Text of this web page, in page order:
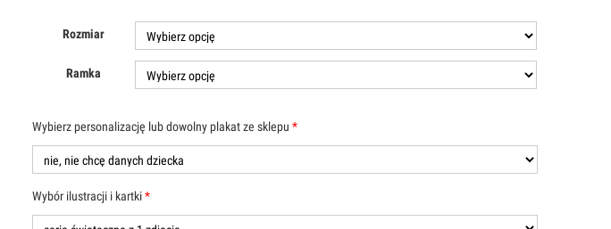
Rozmiar
Ramka
Wybierz personalizację lub dowolny plakat ze sklepu *
Wybór ilustracji i kartki*